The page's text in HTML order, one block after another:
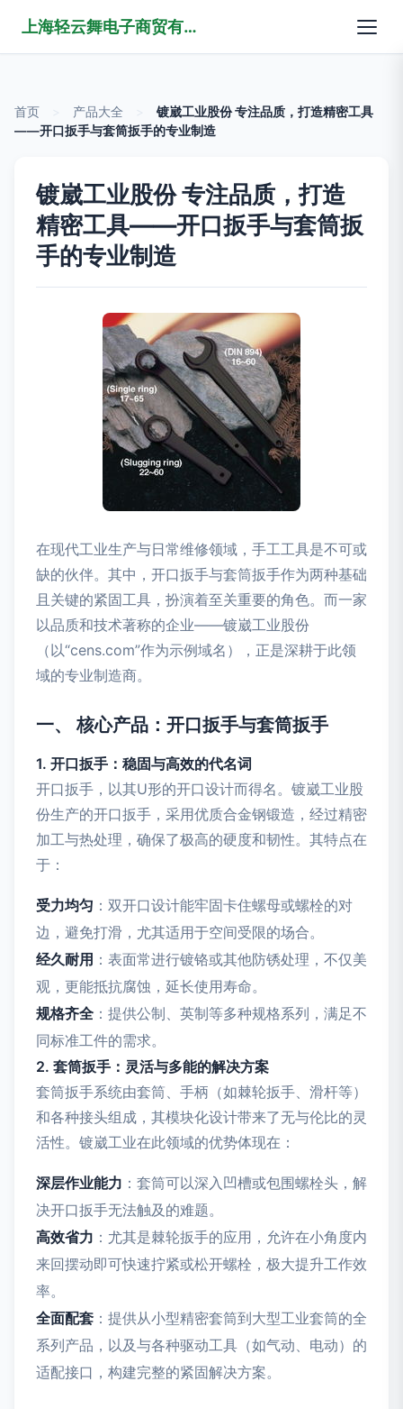
上海轻云舞电子商贸有限公司
首页 产品大全
镀崴工业股份 专注品质，打造精密工具
——开口扳手与套筒扳手的专业制造
镀崴工业股份 专注品质，打造
精密工具——开口扳手与套筒扳
手的专业制造
在现代工业生产与日常维修领域，手工工具是不可或
缺的伙伴。其中，开口扳手与套筒扳手作为两种基础
且关键的紧固工具，扮演着至关重要的角色。而一家
以品质和技术著称的企业——镀崴工业股份
（以“cens.com”作为示例域名），正是深耕于此领
域的专业制造商。
一、 核心产品：开口扳手与套筒扳手
1. 开口扳手：稳固与高效的代名词
开口扳手，以其U形的开口设计而得名。镀崴工业股
份生产的开口扳手，采用优质合金钢锻造，经过精密
加工与热处理，确保了极高的硬度和韧性。其特点在
于：
受力均匀 ：双开口设计能牢固卡住螺母或螺栓的对
边，避免打滑，尤其适用于空间受限的场合。
经久耐用 ：表面常进行镀铬或其他防锈处理，不仅美
观，更能抵抗腐蚀，延长使用寿命。
规格齐全 ：提供公制、英制等多种规格系列，满足不
同标准工件的需求。
2. 套筒扳手：灵活与多能的解决方案
套筒扳手系统由套筒、手柄（如棘轮扳手、滑杆等）
和各种接头组成，其模块化设计带来了无与伦比的灵
活性。镀崴工业在此领域的优势体现在：
深层作业能力 ：套筒可以深入凹槽或包围螺栓头，解
决开口扳手无法触及的难题。
高效省力 ：尤其是棘轮扳手的应用，允许在小角度内
来回摆动即可快速拧紧或松开螺栓，极大提升工作效
率。
全面配套 ：提供从小型精密套筒到大型工业套筒的全
系列产品，以及与各种驱动工具（如气动、电动）的
适配接口，构建完整的紧固解决方案。